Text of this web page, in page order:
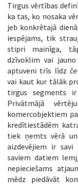
Tirgus vērtības
ka tas, ko nosaka
jeb konkrētajā
iespējams, tik
stipri mainīga,
dzīvoklim vai
aptuveni trīs līdz
vai kaut kur tālāk
tirgus segments ir
Privātmājā
komercobjektiem
kredītiestādēm
tiek ņemts vērā
aizdevējiem ir
saviem datiem
nepieciešams
mēdz piedāvāt